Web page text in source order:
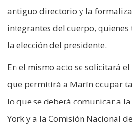
antiguo directorio y la
integrantes del cuerpo, quienes
la elección del presidente.
En el mismo acto se solicitará
que permitirá a Marín ocupar
lo que se deberá comunicar a
York y a la Comisión Nacional